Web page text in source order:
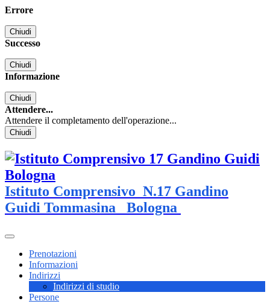
Errore
Chiudi
Successo
Chiudi
Informazione
Chiudi
Attendere...
Attendere il completamento dell'operazione...
Chiudi
Istituto Comprensivo N.17 Gandino
Guidi Tommasina
Bologna
Prenotazioni
Informazioni
Indirizzi
Indirizzi di studio
Persone